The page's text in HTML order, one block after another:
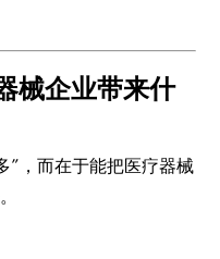
械企业带来什
”，而在于能把医疗器械